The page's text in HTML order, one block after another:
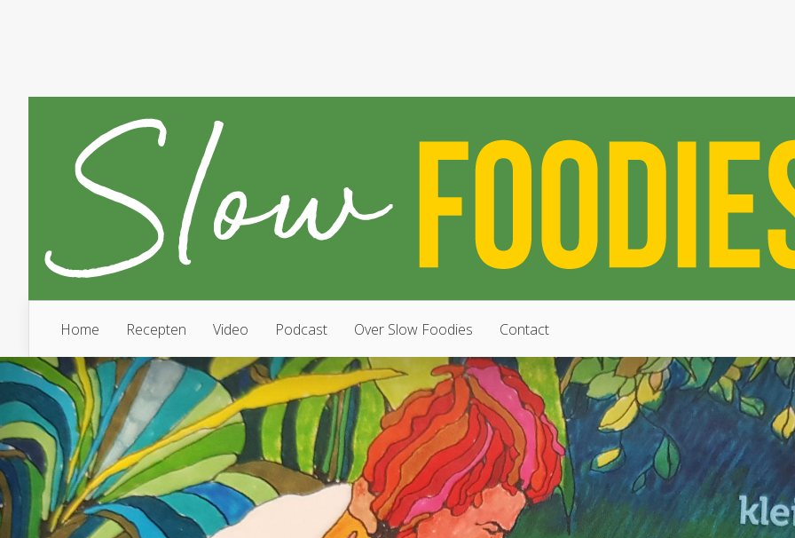
Home Recepten Video Podcast Over Slow Foodies Contact